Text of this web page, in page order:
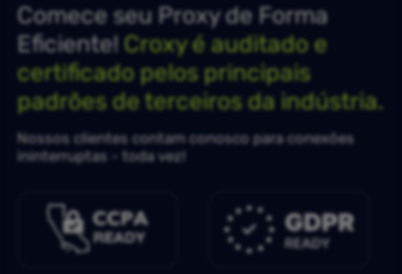
Comece seu Proxy de Forma
Eficiente!Croxy é auditado e
certificado pelos principais
padrões de terceiros da indústria.
Nossos clientes contam conosco para conexões
ininterruptas - toda vez!